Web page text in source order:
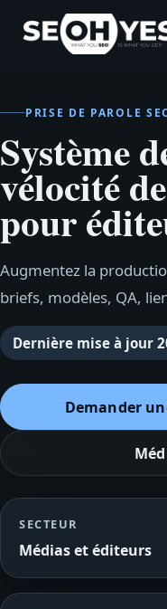
SEOH
PRISE DE PAROLE
Système
vélocité
pour
Augmentez la
briefs, modèles, QA,
Dernière mise à jour
Demander
SECTEUR
Médias et éditeurs